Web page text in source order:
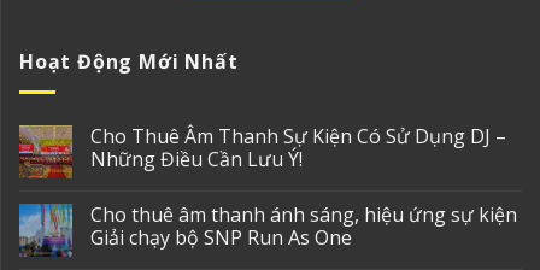
Hoạt Động Mới Nhất
Cho Thuê Âm Thanh Sự Kiện Có Sử Dụng DJ –
Những Điều Cần Lưu Ý!
Cho thuê âm thanh ánh sáng, hiệu ứng sự kiện
Giải chạy bộ SNP Run As One